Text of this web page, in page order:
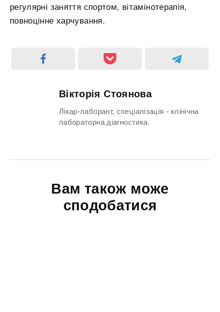
регулярні заняття спортом, вітамінотерапія,
повноцінне харчування.
Вікторія Стоянова
Лікар-лаборант, спеціалізація - клінічна
лабораторна діагностика.
Вам також може
сподобатися